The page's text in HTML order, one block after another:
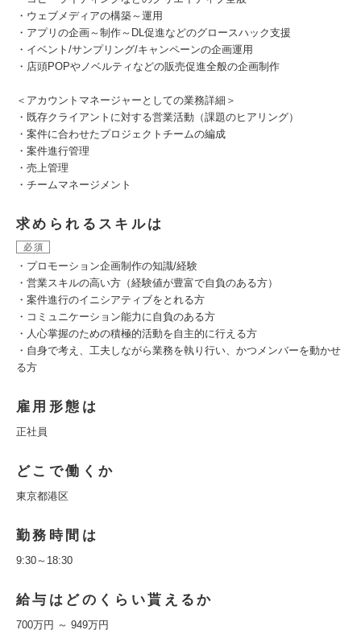
・ウェブメディアの構築～運用
・アプリの企画～制作～DL促進などのグロースハック支援
・イベント/サンプリング/キャンペーンの企画運用
・店頭POPやノベルティなどの販売促進全般の企画制作
＜アカウントマネージャーとしての業務詳細＞
・既存クライアントに対する営業活動（課題のヒアリング）
・案件に合わせたプロジェクトチームの編成
・案件進行管理
・売上管理
・チームマネージメント
求められるスキルは
必須
・プロモーション企画制作の知識/経験
・営業スキルの高い方（経験値が豊富で自負のある方）
・案件進行のイニシアティブをとれる方
・コミュニケーション能力に自負のある方
・人心掌握のための積極的活動を自主的に行える方
・自身で考え、工夫しながら業務を執り行い、かつメンバーを動かせ
る方
雇用形態は
正社員
どこで働くか
東京都港区
勤務時間は
9:30～18:30
給与はどのくらい貰えるか
700万円 ～ 949万円